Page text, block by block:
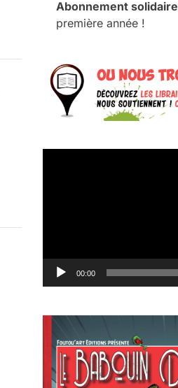
Abonnement solidaire
première année !
00:00